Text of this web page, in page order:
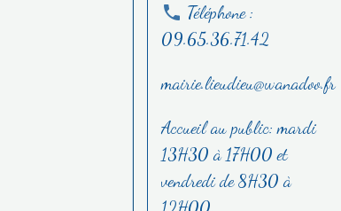
Téléphone :
09.65.36.71.42
mairie.lieudieu@wanadoo.fr
Accueil au public: mardi
13H30 à 17H00 et
vendredi de 8H30 à